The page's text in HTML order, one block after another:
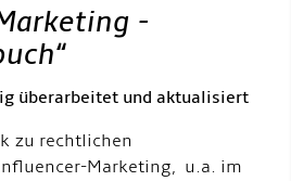
-
“
überarbeitet und aktualisiert
zu rechtlichen
Marketing, u.a. im